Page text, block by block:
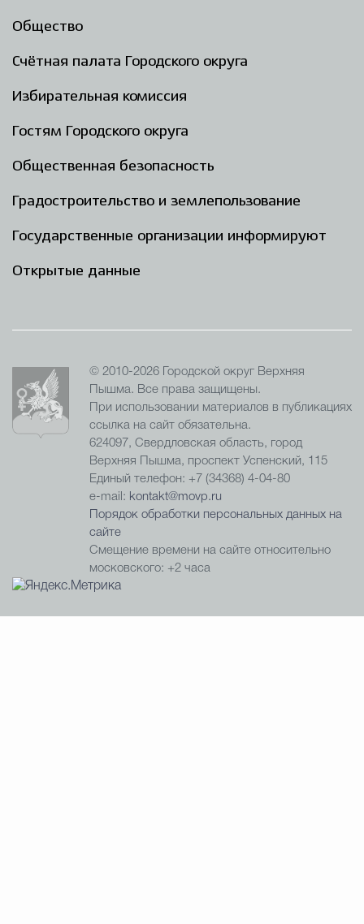
Общество
Счётная палата Городского округа
Избирательная комиссия
Гостям Городского округа
Общественная безопасность
Градостроительство и землепользование
Государственные организации информируют
Открытые данные
© 2010-2026 Городской округ Верхняя
Пышма. Все права защищены.
При использовании материалов в публикациях
ссылка на сайт обязательна.
624097, Свердловская область, город
Верхняя Пышма, проспект Успенский, 115
Единый телефон: +7 (34368) 4-04-80
e-mail: kontakt@movp.ru
Порядок обработки персональных данных на
сайте
Смещение времени на сайте относительно
московского: +2 часа